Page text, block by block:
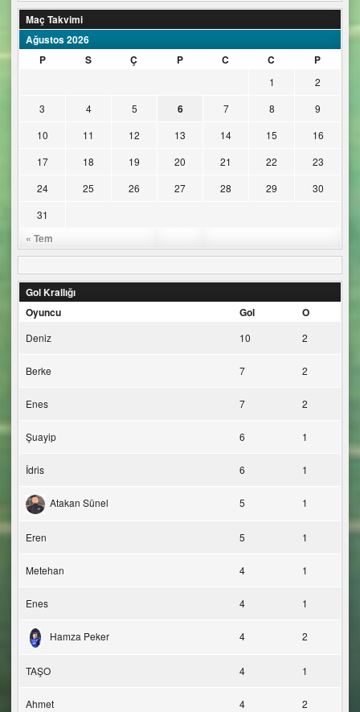
Maç Takvimi
Ağustos 2026
P
S Ç P C C P
« Tem
1
2
3
4 5 6 7 8
9
10
11 12 13 14 15
16
17
18 19 20 21 22
23
24
25 26 27 28 29
30
31
Gol Krallığı
Oyuncu
Gol O
Deniz 10 2
Berke 7 2
Enes 7 2
Şuayip 6 1
İdris 6 1
Atakan Sünel 5 1
Eren 5 1
Metehan 4 1
Enes 4 1
Hamza Peker 4 2
TAŞO 4 1
Ahmet 4 2